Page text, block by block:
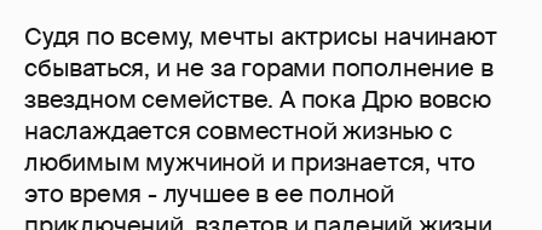
Судя по всему, мечты актрисы начинают
сбываться, и не за горами пополнение в
звездном семействе. А пока Дрю вовсю
наслаждается совместной жизнью с
любимым мужчиной и признается, что
это время - лучшее в ее полной